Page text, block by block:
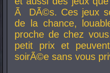
Ã DÃ©s. Ces jeux
de la chance,
proche de chez
petit prix et
soirÃ©e sans vous